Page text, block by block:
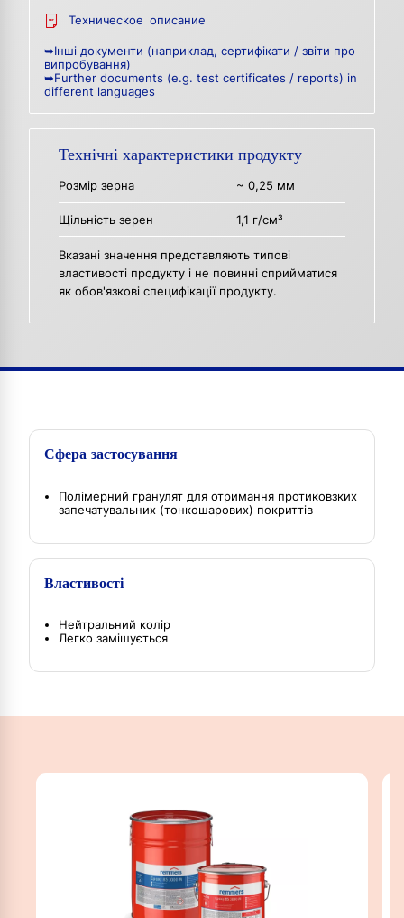
Техническое описание
➥Інші документи (наприклад, сертифікати / звіти про
випробування)
➥Further documents (e.g. test certificates / reports) in
different languages
Технічні характеристики продукту
Розмір зерна ~ 0,25 мм
Щільність зерен 1,1 г/см³
Вказані значення представляють типові
властивості продукту і не повинні сприйматися
як обов'язкові специфікації продукту.
Сфера застосування
Полімерний гранулят для отримання протиковзких
запечатувальних (тонкошарових) покриттів
Властивості
Нейтральний колір
Легко замішується